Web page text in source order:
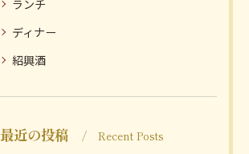
ランチ
ディナー
紹興酒
最近の投稿 Recent Posts